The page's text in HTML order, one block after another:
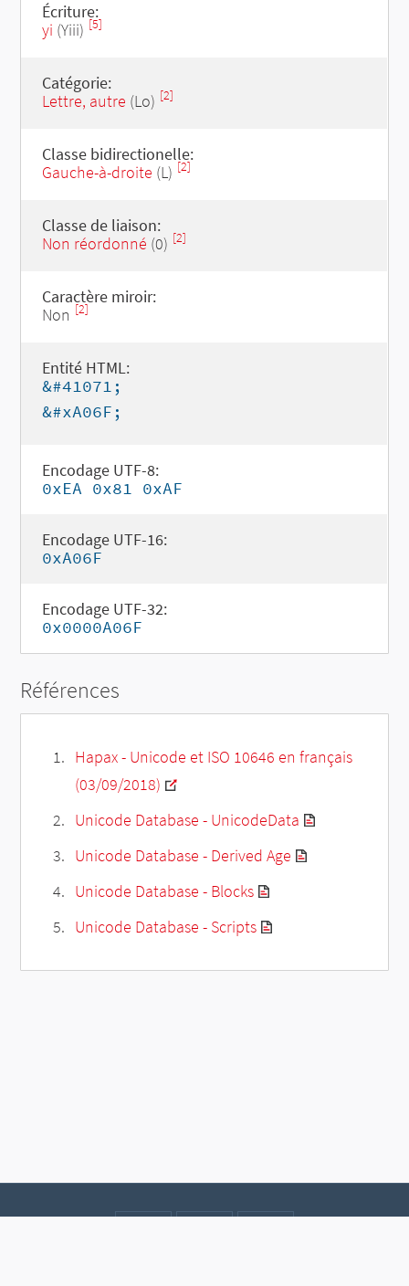
Écriture:
yi (Yiii) [5]
Catégorie:
Lettre, autre (Lo) [2]
Classe bidirectionelle:
Gauche-à-droite (L) [2]
Classe de liaison:
Non réordonné (0) [2]
Caractère miroir:
Non [2]
Entité HTML:
&#41071;
&#xA06F;
Encodage UTF-8:
0xEA 0x81 0xAF
Encodage UTF-16:
0xA06F
Encodage UTF-32:
0x0000A06F
Références
Hapax - Unicode et ISO 10646 en français
(03/09/2018)
Unicode Database - UnicodeData
Unicode Database - Derived Age
Unicode Database - Blocks
Unicode Database - Scripts